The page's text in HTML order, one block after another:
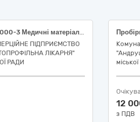
ДК 021:2015 - 33140000-3 Медичні матеріали (НК 024:2023: 59049 — Підкладка медична текстильна загального призначення нестерильна, НК 031:2024: M01020201 ПІДКЛАДКА З ПРОГУМОВАНОЇ ЦЕЛЮЛОЗНОЇ ВОВНИ; НК 024:2023: 37468 - Дзеркало вагінальне одноразового використання, НК 031:2024: U089006 - ВАГІНАЛЬНІ ДЗЕРКАЛЬЦЯ, ОДНОРАЗОВІ)
ПІДПРИЄМСТВО
ЛІКАРНЯ"
РАДИ
12
з ПДВ